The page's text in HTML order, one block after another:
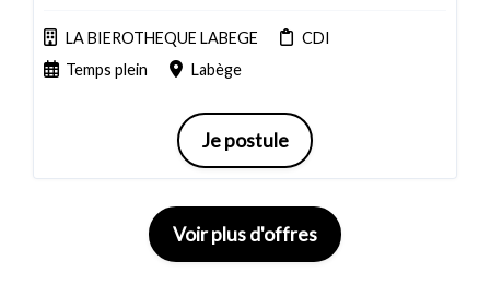
LA BIEROTHEQUE LABEGE
CDI
Temps plein
Labège
Je postule
Voir plus d'offres